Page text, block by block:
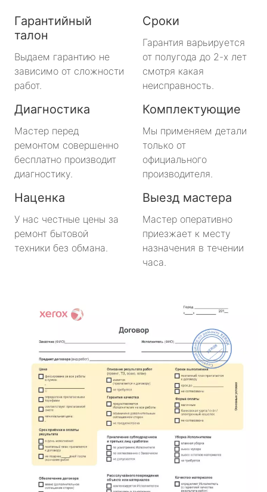
Гарантийный
талон
Выдаем гарантию не
зависимо от сложности
работ.
Сроки
Гарантия варьируется
от полугода до 2-х лет
смотря какая
неисправность.
Диагностика
Мастер перед
ремонтом совершенно
бесплатно производит
диагностику.
Комплектующие
Мы применяем детали
только от
официального
производителя.
Наценка
У нас честные цены за
ремонт бытовой
техники без обмана.
Выезд мастера
Мастер оперативно
приезжает к месту
назначения в течении
часа.